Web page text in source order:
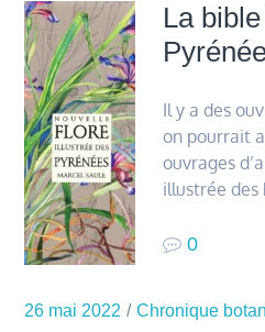
La
Il y a des
on pourrait
ouvrages
illustrée des
0
26 mai 2022 Chronique